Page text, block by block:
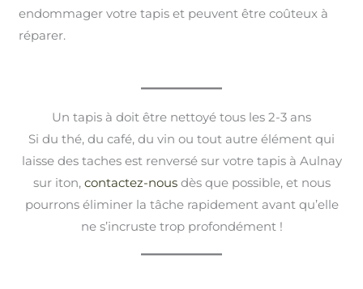
endommager votre tapis et peuvent être coûteux à
réparer.
Un tapis à doit être nettoyé tous les 2-3 ans
Si du thé, du café, du vin ou tout autre élément qui
laisse des taches est renversé sur votre tapis à Aulnay
sur iton, contactez-nousdès que possible, et nous
pourrons éliminer la tâche rapidement avant qu’elle
ne s’incruste trop profondément !